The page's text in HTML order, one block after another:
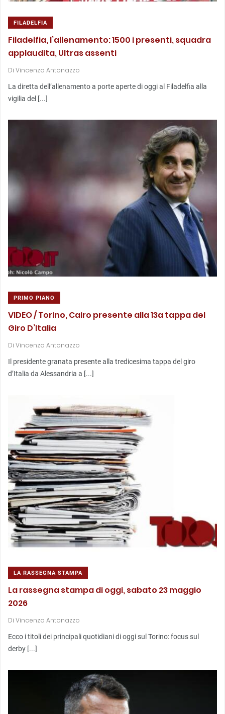
FILADELFIA
Filadelfia, l’allenamento: 1500 i presenti, squadra
applaudita, Ultras assenti
Di Vincenzo Antonazzo
La diretta dell’allenamento a porte aperte di oggi al Filadelfia alla
vigilia del [...]
PRIMO PIANO
VIDEO / Torino, Cairo presente alla 13a tappa del
Giro D’Italia
Di Vincenzo Antonazzo
Il presidente granata presente alla tredicesima tappa del giro
d’Italia da Alessandria a [...]
LA RASSEGNA STAMPA
La rassegna stampa di oggi, sabato 23 maggio
2026
Di Vincenzo Antonazzo
Ecco i titoli dei principali quotidiani di oggi sul Torino: focus sul
derby [...]